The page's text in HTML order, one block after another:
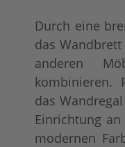
Durch eine
das
anderen
kombinieren.
das
Einrichtung
modernen